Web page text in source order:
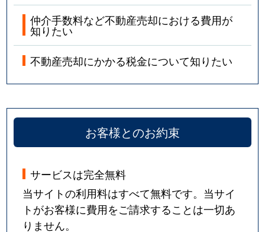
仲介手数料など不動産売却における費用が
知りたい
不動産売却にかかる税金について知りたい
お客様とのお約束
サービスは完全無料
当サイトの利用料はすべて無料です。当サイ
トがお客様に費用をご請求することは一切あ
りません。